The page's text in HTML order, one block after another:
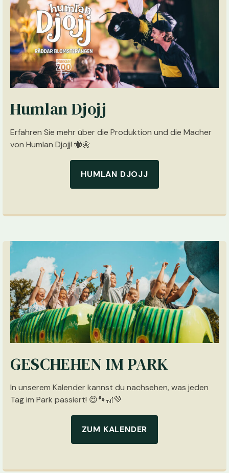
Humlan Djojj
Erfahren Sie mehr über die Produktion und die Macher
von Humlan Djojj! 🐝🌼
HUMLAN DJOJJ
GESCHEHEN IM PARK
In unserem Kalender kannst du nachsehen, was jeden
Tag im Park passiert! 😍🐾🎢💚
ZUM KALENDER